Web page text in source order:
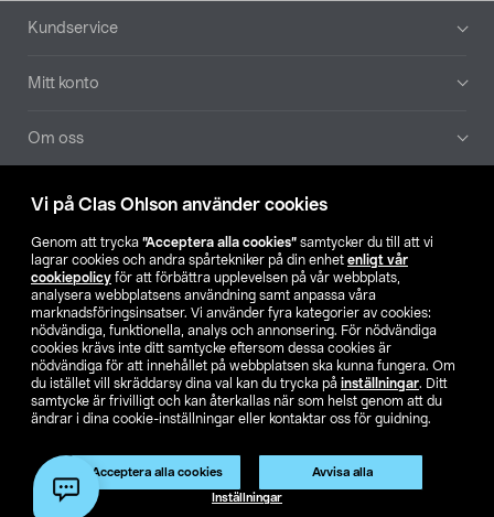
Vi på Clas Ohlson använder cookies
Genom att trycka ”Acceptera alla cookies” samtycker du till att vi
lagrar cookies och andra spårtekniker på din enhet enligt vår
cookiepolicy för att förbättra upplevelsen på vår webbplats,
analysera webbplatsens användning samt anpassa våra
marknadsföringsinsatser. Vi använder fyra kategorier av cookies:
nödvändiga, funktionella, analys och annonsering. För nödvändiga
cookies krävs inte ditt samtycke eftersom dessa cookies är
nödvändiga för att innehållet på webbplatsen ska kunna fungera. Om
du istället vill skräddarsy dina val kan du trycka på inställningar. Ditt
samtycke är frivilligt och kan återkallas när som helst genom att du
ändrar i dina cookie-inställningar eller kontaktar oss för guidning.
Acceptera alla cookies Avvisa alla
Inställningar
Sidfot
Kundservice
Mitt konto
Om oss
Aktuellt
Våra bolag
Hitta butik
SE NO FI
Köpvillkor Privacy statement Klubbvillkor